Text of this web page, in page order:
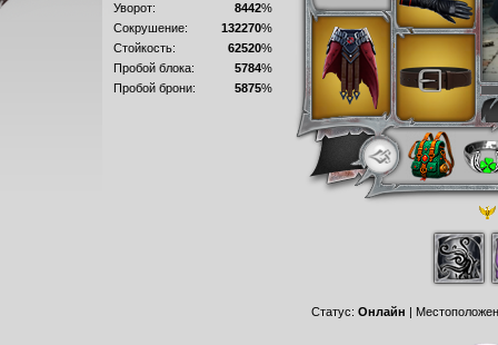
Уворот:
8442%
Сокрушение:
132270%
Стойкость:
62520%
Пробой блока:
5784%
Пробой брони:
5875%
Статус: Онлайн |